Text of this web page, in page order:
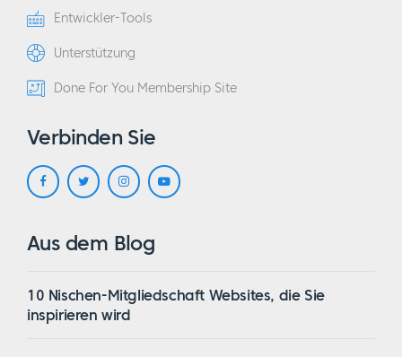
Entwickler-Tools
Unterstützung
Done For You Membership Site
Verbinden Sie
Aus dem Blog
10 Nischen-Mitgliedschaft Websites, die Sie
inspirieren wird